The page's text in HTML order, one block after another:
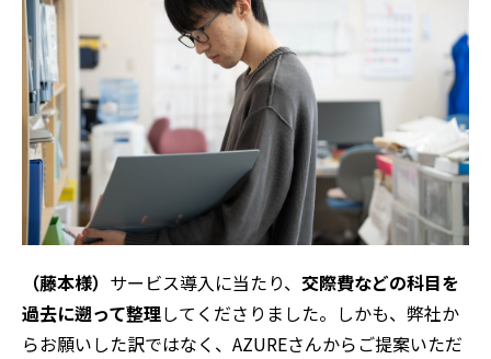
（藤本様） サービス導入に当たり、 交際費などの科目を
過去に遡って整理してくださりました。しかも、弊社か
らお願いした訳ではなく、AZUREさんからご提案いただ